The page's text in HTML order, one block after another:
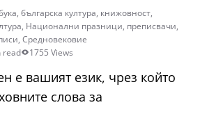
, българска култура, книжовност,
, Национални празници, преписвачи,
, Средновековие
read 1755 Views
е вашият език, чрез който
слова за